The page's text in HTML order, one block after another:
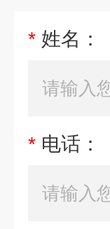
* 姓名：
* 电话：